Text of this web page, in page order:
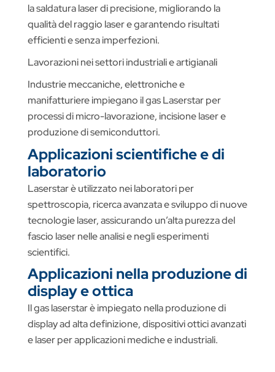
la saldatura laser di precisione, migliorando la
qualità del raggio laser e garantendo risultati
efficienti e senza imperfezioni.
Lavorazioni nei settori industriali e artigianali
Industrie meccaniche, elettroniche e
manifatturiere impiegano il gas Laserstar per
processi di micro-lavorazione, incisione laser e
produzione di semiconduttori.
Applicazioni scientifiche e di
laboratorio
Laserstar è utilizzato nei laboratori per
spettroscopia, ricerca avanzata e sviluppo di nuove
tecnologie laser, assicurando un’alta purezza del
fascio laser nelle analisi e negli esperimenti
scientifici.
Applicazioni nella produzione di
display e ottica
Il gas laserstar è impiegato nella produzione di
display ad alta definizione, dispositivi ottici avanzati
e laser per applicazioni mediche e industriali.